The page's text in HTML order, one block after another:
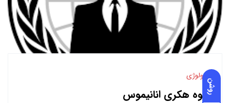
روشن
تکنولوژی
گروه هکری انانیموس